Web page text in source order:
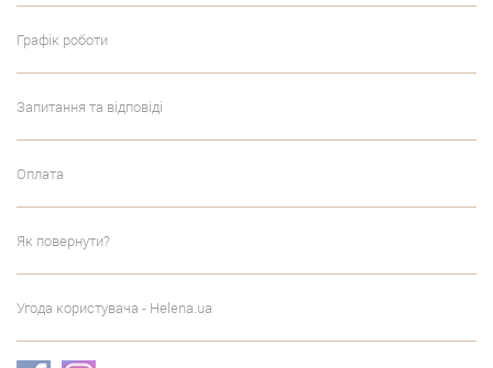
Графік роботи
Запитання та відповіді
Оплата
Як повернути?
Угода користувача - Helena.ua